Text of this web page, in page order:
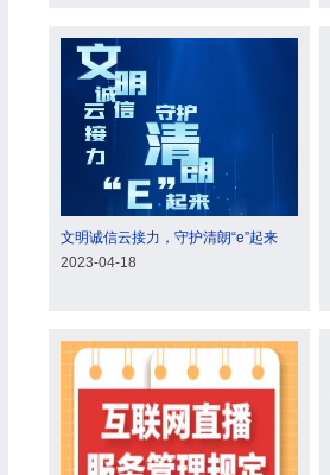
文明诚信云接力，守护清朗“e”起来
2023-04-18